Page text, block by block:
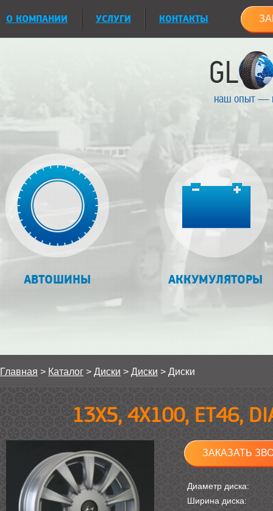
О КОМПАНИИ УСЛУГИ КОНТАКТЫ
наш опыт —
АВТОШИНЫ АККУМУЛЯТОРЫ
Главная > Каталог > Диски > Диски > Диски
13Х5, 4Х100, ET46,
ЗАКАЗАТЬ
Диаметр диска:
Ширина диска: